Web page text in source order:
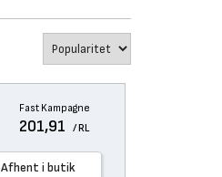
Fast Kampagne
201,91 / RL
Afhent i butik